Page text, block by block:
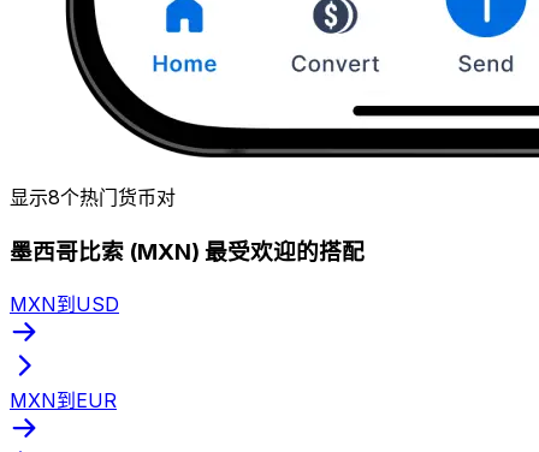
显示8个热门货币对
墨西哥比索 (MXN) 最受欢迎的搭配
MXN到USD
MXN到EUR